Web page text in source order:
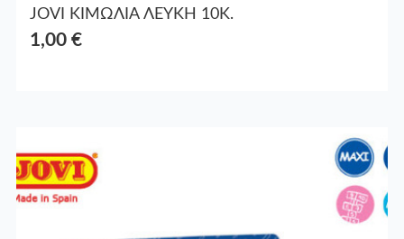
JOVI ΚΙΜΩΛΙΑ ΛΕΥΚΗ 10Κ.
1,00 €